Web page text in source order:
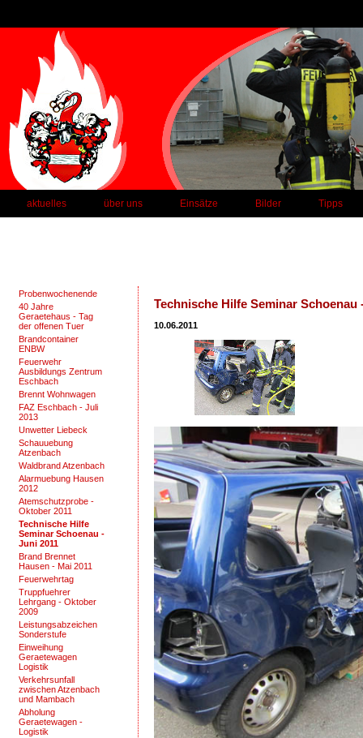
aktuelles über uns Einsätze Bilder Tipps
Probenwochenende
40 Jahre
Geraetehaus - Tag
der offenen Tuer
Brandcontainer
ENBW
Feuerwehr
Ausbildungs Zentrum
Eschbach
Brennt Wohnwagen
FAZ Eschbach - Juli
2013
Unwetter Liebeck
Schauuebung
Atzenbach
Waldbrand Atzenbach
Alarmuebung Hausen
2012
Atemschutzprobe -
Oktober 2011
Technische Hilfe
Seminar Schoenau -
Juni 2011
Brand Brennet
Hausen - Mai 2011
Feuerwehrtag
Truppfuehrer
Lehrgang - Oktober
2009
Leistungsabzeichen
Sonderstufe
Einweihung
Geraetewagen
Logistik
Verkehrsunfall
zwischen Atzenbach
und Mambach
Abholung
Geraetewagen -
Logistik
Technische Hilfe Seminar Schoenau
10.06.2011